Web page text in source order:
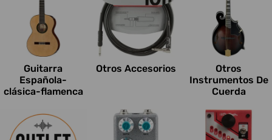
Guitarra
Española-
clásica-flamenca
Otros Accesorios
Otros
Instrumentos De
Cuerda